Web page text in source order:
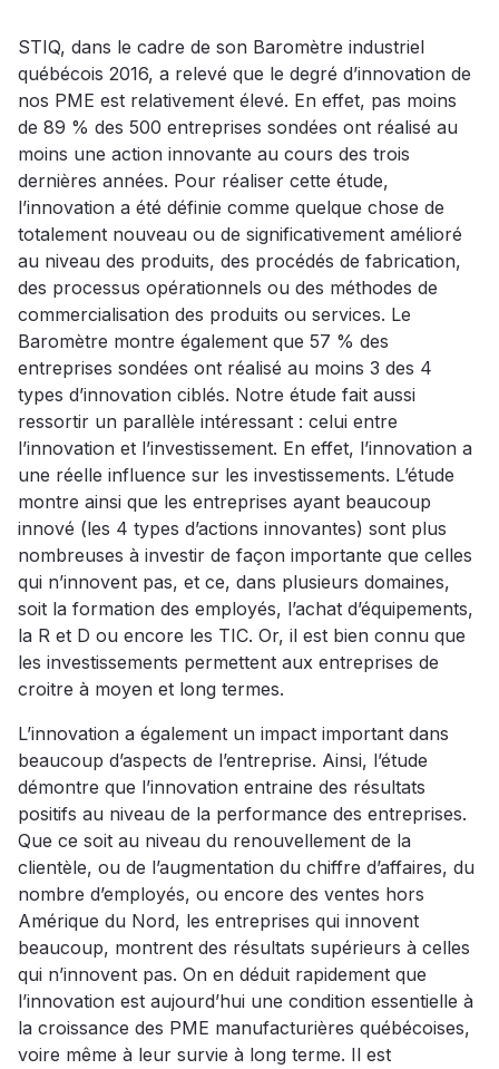
STIQ, dans le cadre de son Baromètre industriel
québécois 2016, a relevé que le degré d’innovation de
nos PME est relativement élevé. En effet, pas moins
de 89 % des 500 entreprises sondées ont réalisé au
moins une action innovante au cours des trois
dernières années. Pour réaliser cette étude,
l’innovation a été définie comme quelque chose de
totalement nouveau ou de significativement amélioré
au niveau des produits, des procédés de fabrication,
des processus opérationnels ou des méthodes de
commercialisation des produits ou services. Le
Baromètre montre également que 57 % des
entreprises sondées ont réalisé au moins 3 des 4
types d’innovation ciblés. Notre étude fait aussi
ressortir un parallèle intéressant : celui entre
l’innovation et l’investissement. En effet, l’innovation a
une réelle influence sur les investissements. L’étude
montre ainsi que les entreprises ayant beaucoup
innové (les 4 types d’actions innovantes) sont plus
nombreuses à investir de façon importante que celles
qui n’innovent pas, et ce, dans plusieurs domaines,
soit la formation des employés, l’achat d’équipements,
la R et D ou encore les TIC. Or, il est bien connu que
les investissements permettent aux entreprises de
croitre à moyen et long termes.
L’innovation a également un impact important dans
beaucoup d’aspects de l’entreprise. Ainsi, l’étude
démontre que l’innovation entraine des résultats
positifs au niveau de la performance des entreprises.
Que ce soit au niveau du renouvellement de la
clientèle, ou de l’augmentation du chiffre d’affaires, du
nombre d’employés, ou encore des ventes hors
Amérique du Nord, les entreprises qui innovent
beaucoup, montrent des résultats supérieurs à celles
qui n’innovent pas. On en déduit rapidement que
l’innovation est aujourd’hui une condition essentielle à
la croissance des PME manufacturières québécoises,
voire même à leur survie à long terme. Il est